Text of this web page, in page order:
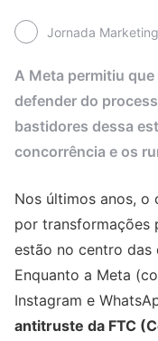
Jornada Marketing
A Meta permitiu
defender do
bastidores dessa
concorrência e os
Nos últimos anos, o
por transformações
estão no centro das
Enquanto a Meta
Instagram e
antitruste da FTC